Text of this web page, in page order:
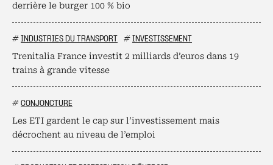
derrière le burger 100 % bio
# INDUSTRIES DU TRANSPORT # INVESTISSEMENT
Trenitalia France investit 2 milliards d’euros dans 19
trains à grande vitesse
# CONJONCTURE
Les ETI gardent le cap sur l’investissement mais
décrochent au niveau de l’emploi